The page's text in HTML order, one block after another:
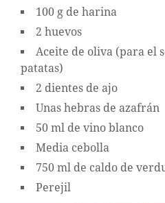
100 g de harina
2 huevos
Aceite de oliva (para el
patatas)
2 dientes de ajo
Unas hebras de azafrán
50 ml de vino blanco
Media cebolla
750 ml de caldo de
Perejil